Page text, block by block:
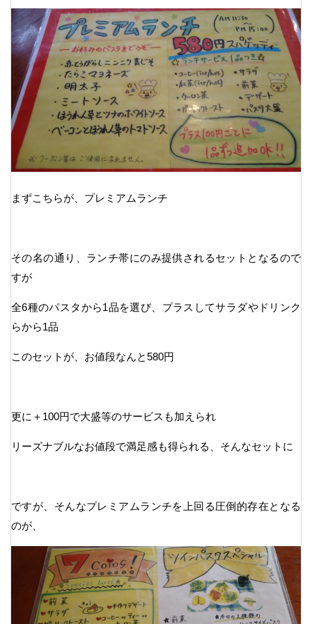
まずこちらが、プレミアムランチ
その名の通り、ランチ帯にのみ提供されるセットとなるので
すが
全6種のパスタから1品を選び、プラスしてサラダやドリンク
らから1品
このセットが、お値段なんと580円
更に＋100円で大盛等のサービスも加えられ
リーズナブルなお値段で満足感も得られる、そんなセットに
ですが、そんなプレミアムランチを上回る圧倒的存在となる
のが、